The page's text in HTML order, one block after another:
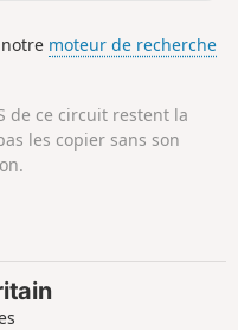
moteur de recherche
de ce circuit restent la
les copier sans son